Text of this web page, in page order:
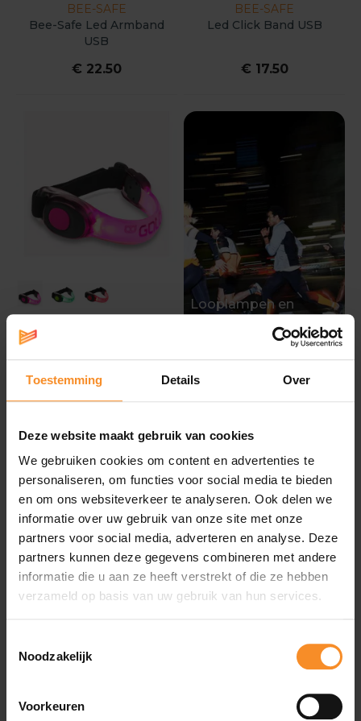
Toestemming Details Over
Deze website maakt gebruik van cookies
We gebruiken cookies om content en advertenties te
personaliseren, om functies voor social media te bieden
en om ons websiteverkeer te analyseren. Ook delen we
informatie over uw gebruik van onze site met onze
partners voor social media, adverteren en analyse. Deze
partners kunnen deze gegevens combineren met andere
informatie die u aan ze heeft verstrekt of die ze hebben
verzameld op basis van uw gebruik van hun services.
Noodzakelijk
Voorkeuren
BEE-SAFE
Bee-Safe Led Armband
USB
€ 22.50
BEE-SAFE
Led Click Band USB
€ 17.50
Gato Neon Led Arm Light
USB
€ 19.95
Looplampen en
verlichting voor
donkere dagen.
Loop veilig in het
Bee-Safe Led Waistlight
€ 34.95